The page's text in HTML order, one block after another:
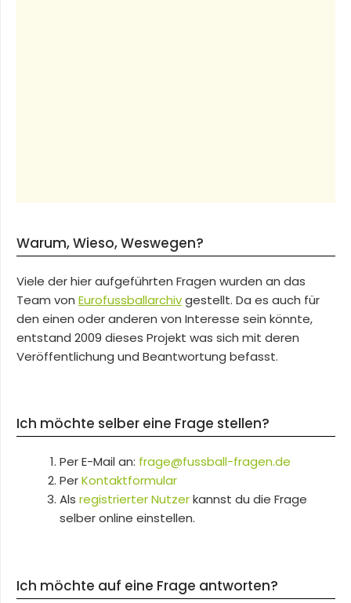
Warum, Wieso, Weswegen?
Viele der hier aufgeführten Fragen wurden an das
Team von Eurofussballarchivgestellt. Da es auch für
den einen oder anderen von Interesse sein könnte,
entstand 2009 dieses Projekt was sich mit deren
Veröffentlichung und Beantwortung befasst.
Ich möchte selber eine Frage stellen?
Per E-Mail an: frage@fussball-fragen.de
PerKontaktformular
Als registrierter Nutzerkannst du die Frage
selber online einstellen.
Ich möchte auf eine Frage antworten?